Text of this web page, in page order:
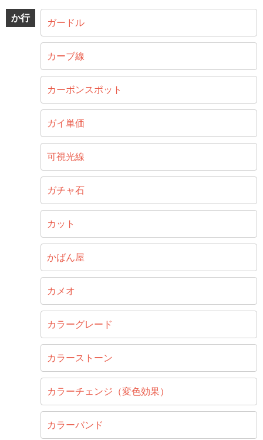
か行 ガードル
カーブ線
カーボンスポット
ガイ単価
可視光線
ガチャ石
カット
かばん屋
カメオ
カラーグレード
カラーストーン
カラーチェンジ（変色効果）
カラーバンド